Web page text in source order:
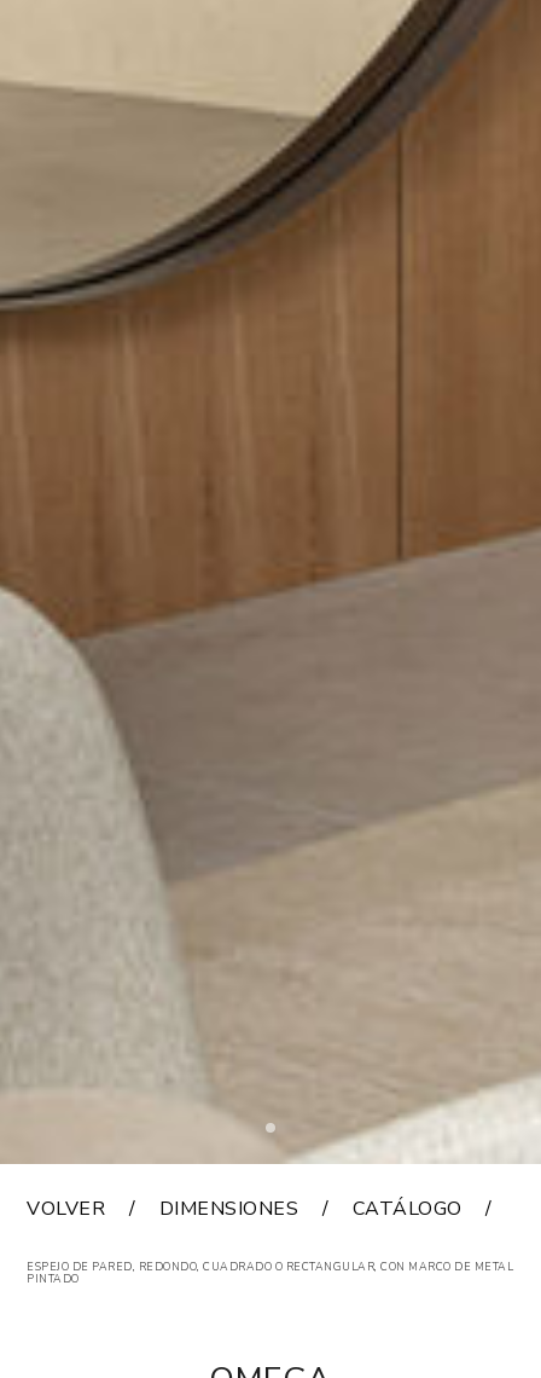
VOLVER DIMENSIONES CATÁLOGO
ESPEJO DE PARED, REDONDO, CUADRADO O RECTANGULAR, CON MARCO DE METAL
PINTADO